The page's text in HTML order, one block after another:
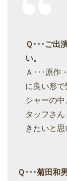
Ｑ･･･ご出
い。
Ａ･･･原作
に良い形
シャーの
タッフさ
きたいと思
Ｑ･･･菊田和